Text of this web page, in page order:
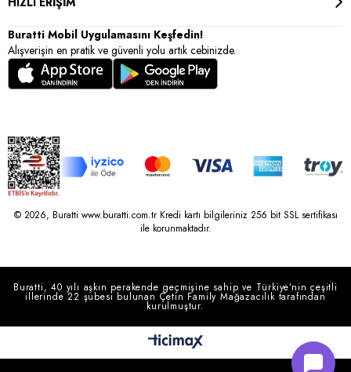
Buratti Mobil Uygulamasını Keşfedin!
Alışverişin en pratik ve güvenli yolu artık cebinizde.
© 2026, Buratti www.buratti.com.tr Kredi kartı bilgileriniz 256 bit SSL sertifikası
ile korunmaktadır.
Buratti, 40 yılı aşkın perakende geçmişine sahip ve Türkiye’nin çeşitli
illerinde 22 şubesi bulunan Çetin Family Mağazacılık tarafından
kurulmuştur.